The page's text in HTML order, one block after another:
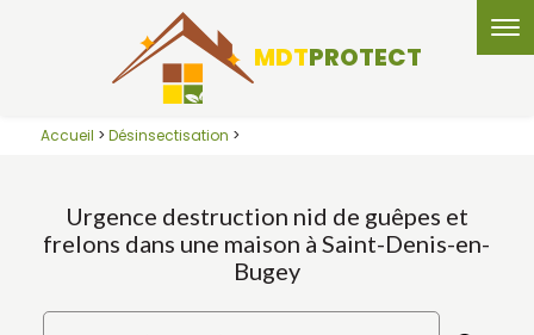
MDTPROTECT
Accueil > Désinsectisation >
Urgence destruction nid de guêpes et
frelons dans une maison à Saint-Denis-en-
Bugey
Panneau de gestion des cookies